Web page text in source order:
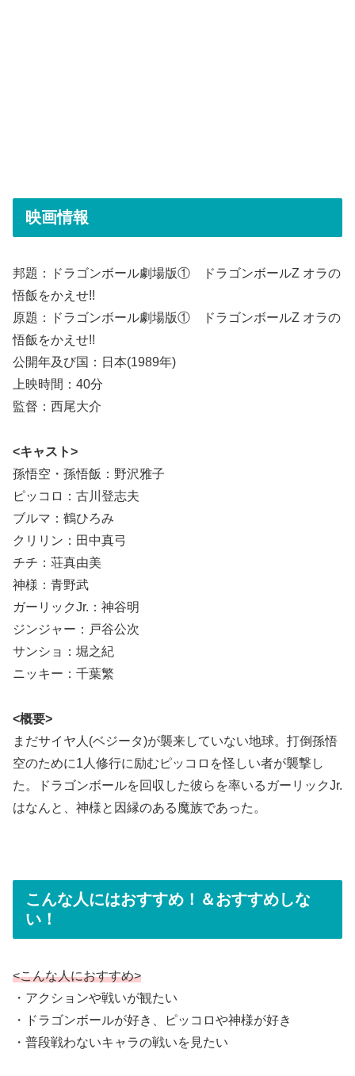
映画情報
邦題：ドラゴンボール劇場版① ドラゴンボールZ オラの
悟飯をかえせ!!
原題：ドラゴンボール劇場版① ドラゴンボールZ オラの
悟飯をかえせ!!
公開年及び国：日本(1989年)
上映時間：40分
監督：西尾大介
<キャスト>
孫悟空・孫悟飯：野沢雅子
ピッコロ：古川登志夫
ブルマ：鶴ひろみ
クリリン：田中真弓
チチ：荘真由美
神様：青野武
ガーリックJr.：神谷明
ジンジャー：戸谷公次
サンショ：堀之紀
ニッキー：千葉繁
<概要>
まだサイヤ人(ベジータ)が襲来していない地球。打倒孫悟
空のために1人修行に励むピッコロを怪しい者が襲撃し
た。ドラゴンボールを回収した彼らを率いるガーリックJr.
はなんと、神様と因縁のある魔族であった。
こんな人にはおすすめ！＆おすすめしな
い！
<こんな人におすすめ>
・アクションや戦いが観たい
・ドラゴンボールが好き、ピッコロや神様が好き
・普段戦わないキャラの戦いを見たい